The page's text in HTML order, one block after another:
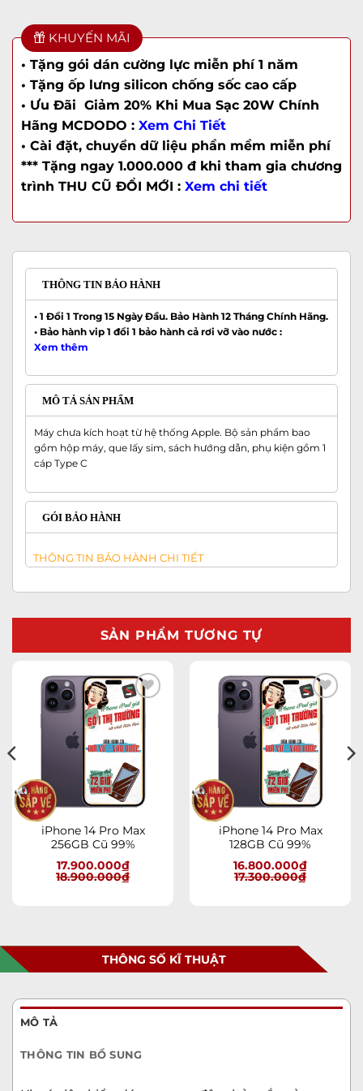
KHUYẾN MÃI
• Tặng gói dán cường lực miễn phí 1 năm
• Tặng ốp lưng silicon chống sốc cao cấp
• Ưu Đãi Giảm 20% Khi Mua Sạc 20W Chính
Hãng MCDODO : Xem Chi Tiết
• Cài đặt, chuyển dữ liệu phần mềm miễn phí
*** Tặng ngay 1.000.000 đ khi tham gia chương
trình THU CŨ ĐỔI MỚI : Xem chi tiết
THÔNG TIN BẢO HÀNH
• 1 Đổi 1 Trong 15 Ngày Đầu. Bảo Hành 12 Tháng Chính Hãng.
• Bảo hành vip 1 đổi 1 bảo hành cả rơi vỡ vào nước :
Xem thêm
MÔ TẢ SẢN PHẨM
Máy chưa kích hoạt từ hệ thống Apple. Bộ sản phẩm bao
gồm hộp máy, que lấy sim, sách hướng dẫn, phụ kiện gồm 1
cáp Type C
GÓI BẢO HÀNH
THÔNG TIN BẢO HÀNH CHI TIẾT
SẢN PHẨM TƯƠNG TỰ
Add to
wishlist
iPhone 14 Pro Max
256GB Cũ 99%
17.900.000₫
18.900.000₫
Add to
wishlist
iPhone 14 Pro Max
128GB Cũ 99%
16.800.000₫
17.300.000₫
THÔNG SỐ KĨ THUẬT
MÔ TẢ
THÔNG TIN BỔ SUNG